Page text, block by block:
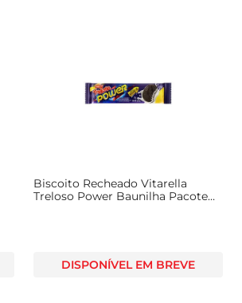
Biscoito Recheado Vitarella
Treloso Power Baunilha Pacote
DISPONÍVEL EM BREVE